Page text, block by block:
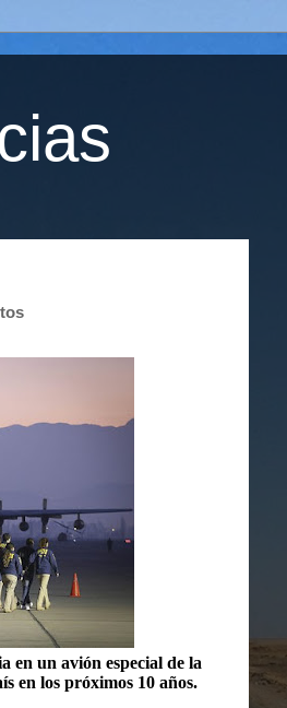
en un avión especial de la
en los próximos 10 años.